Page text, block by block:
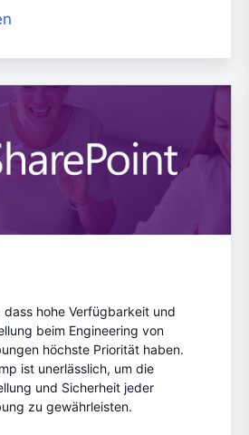
dass hohe Verfügbarkeit und
beim Engineering von
höchste Priorität haben.
ist unerlässlich, um die
und Sicherheit jeder
zu gewährleisten.